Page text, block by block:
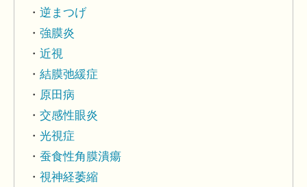
逆まつげ
強膜炎
近視
結膜弛緩症
原田病
交感性眼炎
光視症
蚕食性角膜潰瘍
視神経萎縮